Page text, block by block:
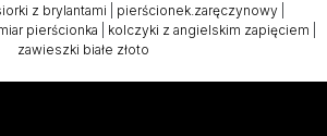
z brylantami pierścionek.zaręczynowy|
pierścionka
kolczyki z angielskim zapięciem
zawieszki białe złoto